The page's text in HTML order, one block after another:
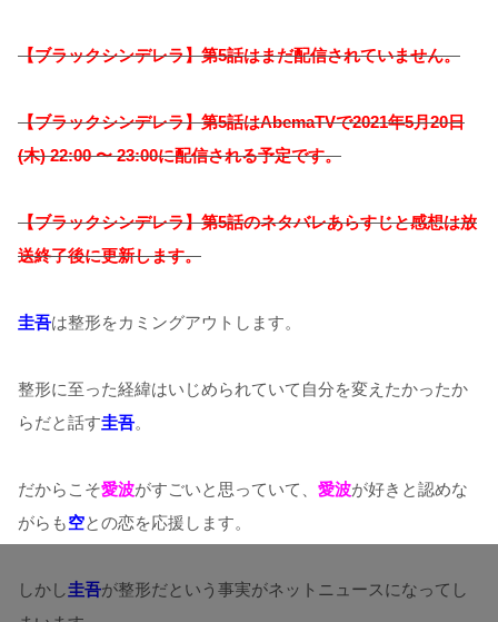
【ブラックシンデレラ】第5話はまだ配信されていません。
【ブラックシンデレラ】第5話はAbemaTVで2021年5月20日
(木) 22:00 〜 23:00に配信される予定です。
【ブラックシンデレラ】第5話のネタバレあらすじと感想は放
送終了後に更新します。
圭吾は整形をカミングアウトします。
整形に至った経緯はいじめられていて自分を変えたかったか
らだと話す圭吾。
だからこそ愛波がすごいと思っていて、 愛波が好きと認めな
がらも空との恋を応援します。
しかし圭吾が整形だという事実がネットニュースになってし